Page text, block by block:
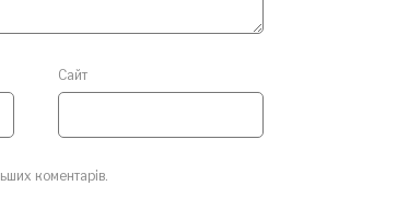
Сайт
коментарів.